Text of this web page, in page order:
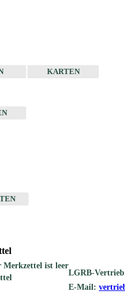
KARTEN
Merkzettel ist leer
LGRB-Vertrieb
E-Mail: